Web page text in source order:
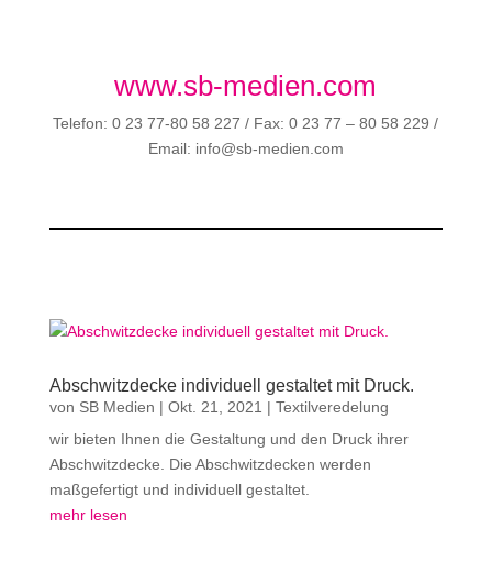
www.sb-medien.com
Telefon: 0 23 77-80 58 227 / Fax: 0 23 77 – 80 58 229 /
Email: info@sb-medien.com
Abschwitzdecke individuell gestaltet mit Druck.
von SB Medien | Okt. 21, 2021 | Textilveredelung
wir bieten Ihnen die Gestaltung und den Druck ihrer
Abschwitzdecke. Die Abschwitzdecken werden
maßgefertigt und individuell gestaltet.
mehr lesen